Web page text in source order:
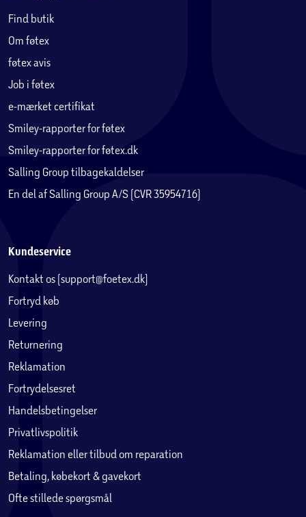
Find butik
Om føtex
føtex avis
Job i føtex
e-mærket certifikat
Smiley-rapporter for føtex
Smiley-rapporter for føtex.dk
Salling Group tilbagekaldelser
En del af Salling Group A/S (CVR 35954716)
Kundeservice
Kontakt os (support@foetex.dk)
Fortryd køb
Levering
Returnering
Reklamation
Fortrydelsesret
Handelsbetingelser
Privatlivspolitik
Reklamation eller tilbud om reparation
Betaling, købekort & gavekort
Ofte stillede spørgsmål